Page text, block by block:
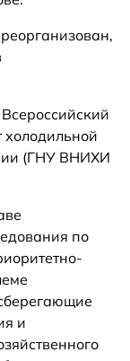
холодильной
(ГНУ ВНИХИ
по
и